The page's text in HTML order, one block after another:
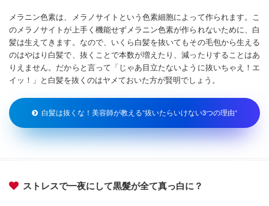
メラニン色素は、メラノサイトという色素細胞によって作られます。こ
のメラノサイトが上手く機能せずメラニン色素が作られないために、白
髪は生えてきます。なので、いくら白髪を抜いてもその毛包から生える
のはやはり白髪で、抜くことで本数が増えたり、減ったりすることはあ
りえません。だからと言って「じゃあ目立たないように抜いちゃえ！エ
イッ！」と白髪を抜くのはヤメておいた方が賢明でしょう。
白髪は抜くな！美容師が教える”抜いたらいけない3つの理由”
ストレスで一夜にして黒髮が全て真っ白に？